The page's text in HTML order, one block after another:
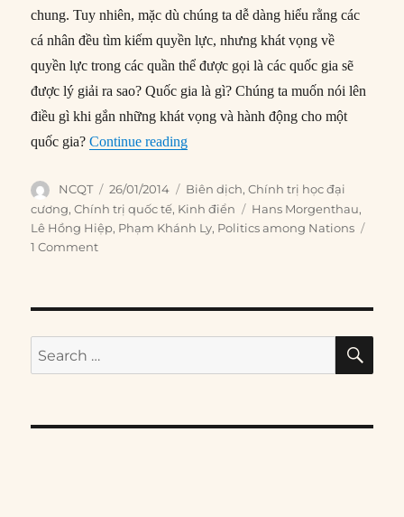
chung. Tuy nhiên, mặc dù chúng ta dễ dàng hiểu rằng các
cá nhân đều tìm kiếm quyền lực, nhưng khát vọng về
quyền lực trong các quần thể được gọi là các quốc gia sẽ
được lý giải ra sao? Quốc gia là gì? Chúng ta muốn nói lên
điều gì khi gắn những khát vọng và hành động cho một
quốc gia?Continue reading“#114 – Bản chất của quyền lực quốc
Author
NCQT
Posted
on
26/01/2014 Categories
Biên dịch,Chính trị học đại
cương,Chính trị quốc tế, Kinh điển Tags
Hans Morgenthau,
Lê Hồng Hiệp, Phạm Khánh Ly, Politics among Nations
1 Comment
Search
for: